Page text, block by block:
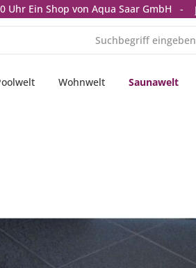
Uhr Ein Shop von Aqua Saar GmbH -
Wohnwelt Saunawelt